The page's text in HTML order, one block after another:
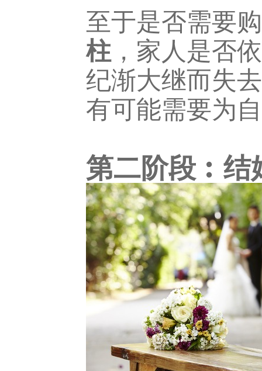
至于是否需要
柱 ，家人是否
纪渐大继而失
有可能需要为
第二阶段︰结